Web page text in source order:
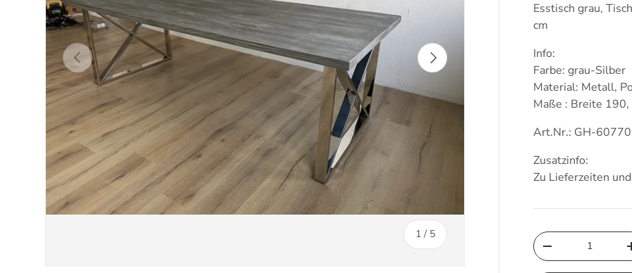
Vorherige
1 / von
5
Nächste
Esstisch grau,
cm
Info:
Farbe: grau-Silber
Material: Metall,
Maße : Breite
Art.Nr.: GH-
Zusatzinfo:
Zu Lieferzeiten
Anzahl
Menge verringern